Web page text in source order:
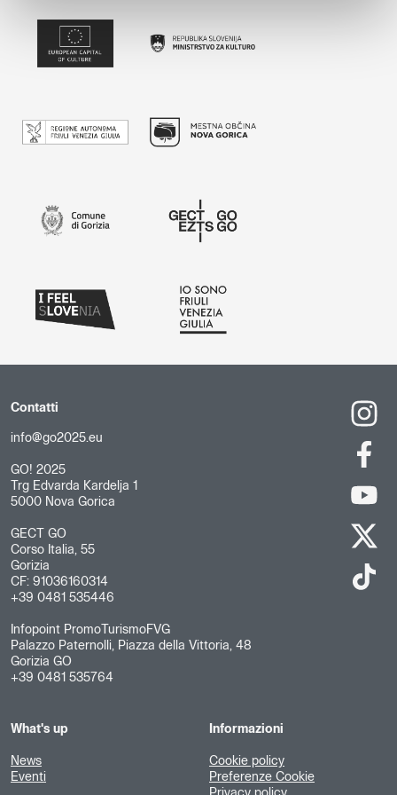
Contatti
info@go2025.eu
GO! 2025
Trg Edvarda Kardelja 1
5000 Nova Gorica
GECT GO
Corso Italia, 55
Gorizia
CF: 91036160314
+39 0481 535446
Infopoint PromoTurismoFVG
Palazzo Paternolli, Piazza della Vittoria, 48
Gorizia GO
+39 0481 535764
What's up
News
Eventi
Informazioni
Cookie policy
Preferenze Cookie